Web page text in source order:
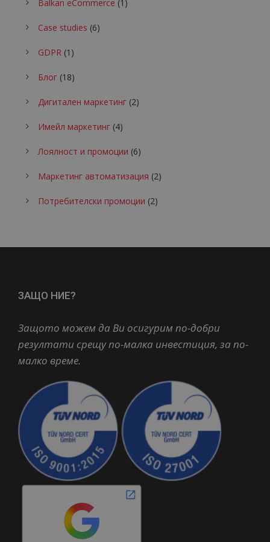
Balkan eCommerce (1)
Case studies (6)
GDPR (1)
Блог (18)
Дигитален маркетинг (2)
Имейл маркетинг (4)
Лоялност и промоции (6)
Маркетинг автоматизация (2)
Потребителски промоции (2)
ЗАЩО НИЕ?
Защото можем да Ви осигурим по-добри
резултати срещу по-малка инвестиция, за по-
малко време.